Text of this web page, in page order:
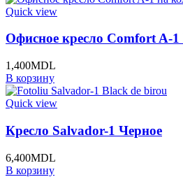
Quick view
Офисное кресло Comfort A-
1,400MDL
В корзину
Quick view
Кресло Salvador-1 Черное
6,400MDL
В корзину